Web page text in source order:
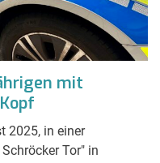
mit
2025, in einer
Tor" in